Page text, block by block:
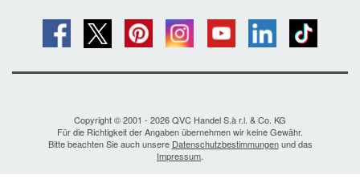
Copyright © 2001 - 2026 QVC Handel S.à r.l. & Co. KG
Für die Richtigkeit der Angaben übernehmen wir keine Gewähr.
Bitte beachten Sie auch unsere Datenschutzbestimmungenund das
Impressum.